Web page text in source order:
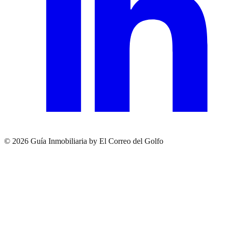
© 2026 Guía Inmobiliaria by El Correo del Golfo